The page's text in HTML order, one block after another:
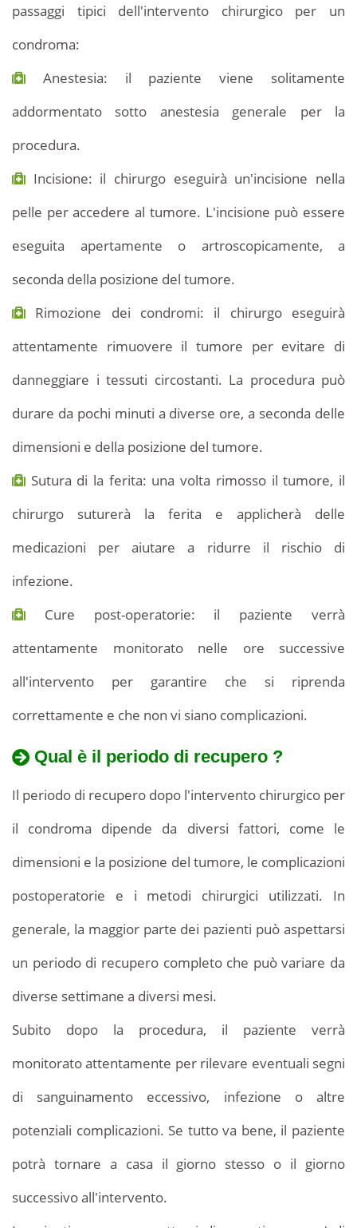
passaggi tipici dell'intervento chirurgico per un
condroma:
Anestesia: il paziente viene solitamente
addormentato sotto anestesia generale per la
procedura.
Incisione: il chirurgo eseguirà un'incisione nella
pelle per accedere al tumore. L'incisione può essere
eseguita apertamente o artroscopicamente, a
seconda della posizione del tumore.
Rimozione dei condromi: il chirurgo eseguirà
attentamente rimuovere il tumore per evitare di
danneggiare i tessuti circostanti. La procedura può
durare da pochi minuti a diverse ore, a seconda delle
dimensioni e della posizione del tumore.
Sutura di la ferita: una volta rimosso il tumore, il
chirurgo suturerà la ferita e applicherà delle
medicazioni per aiutare a ridurre il rischio di
infezione.
Cure post-operatorie: il paziente verrà
attentamente monitorato nelle ore successive
all'intervento per garantire che si riprenda
correttamente e che non vi siano complicazioni.
Qual è il periodo di recupero ?
Il periodo di recupero dopo l'intervento chirurgico per
il condroma dipende da diversi fattori, come le
dimensioni e la posizione del tumore, le complicazioni
postoperatorie e i metodi chirurgici utilizzati. In
generale, la maggior parte dei pazienti può aspettarsi
un periodo di recupero completo che può variare da
diverse settimane a diversi mesi.
Subito dopo la procedura, il paziente verrà
monitorato attentamente per rilevare eventuali segni
di sanguinamento eccessivo, infezione o altre
potenziali complicazioni. Se tutto va bene, il paziente
potrà tornare a casa il giorno stesso o il giorno
successivo all'intervento.